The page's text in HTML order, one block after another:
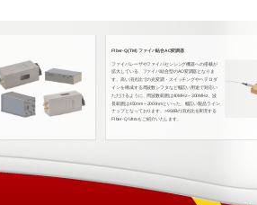
FIber-Q(TM) ファイバ結合AO変調器
ファイバレーザやファイバセンシング機器への搭載が
拡大している、ファイバ結合型のAO変調器となりま
す。高い消光比での光変調・スイッチングやヘテロダ
インを構成する周波数シフタなど幅広い用途で対応い
ただけるように、周波数範囲は40MHz～300MHz、波
長範囲は450nm～2000nmといった、幅広い製品ライン
ナップとなっております。>90dBの消光比を実現する
FIber-Q Ultraもご紹介いたします。